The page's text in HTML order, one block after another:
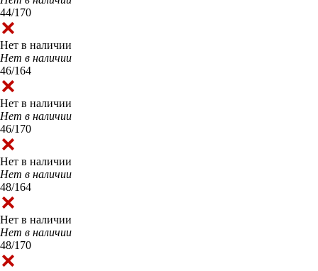
44/170
Нет в наличии
Нет в наличии
46/164
Нет в наличии
Нет в наличии
46/170
Нет в наличии
Нет в наличии
48/164
Нет в наличии
Нет в наличии
48/170